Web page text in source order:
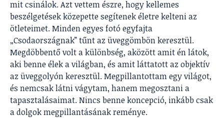
mit csinálok. Azt vettem észre, hogy kellemes
beszélgetések közepette segítenek életre kelteni az
ötleteimet. Minden egyes fotó egyfajta
„Csodaországnak” tűnt az üveggömbön keresztül.
Megdöbbentő volt a különbség, aközött amit én látok,
aki benne élek a világban, és amit láttatott az objektív
az üveggolyón keresztül. Megpillantottam egy világot,
és nemcsak látni vágytam, hanem megosztani a
tapasztalásaimat. Nincs benne koncepció, inkább csak
a dolgok megpillantásának reménye.